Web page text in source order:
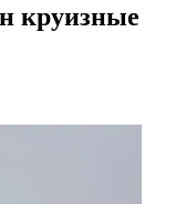
круизные